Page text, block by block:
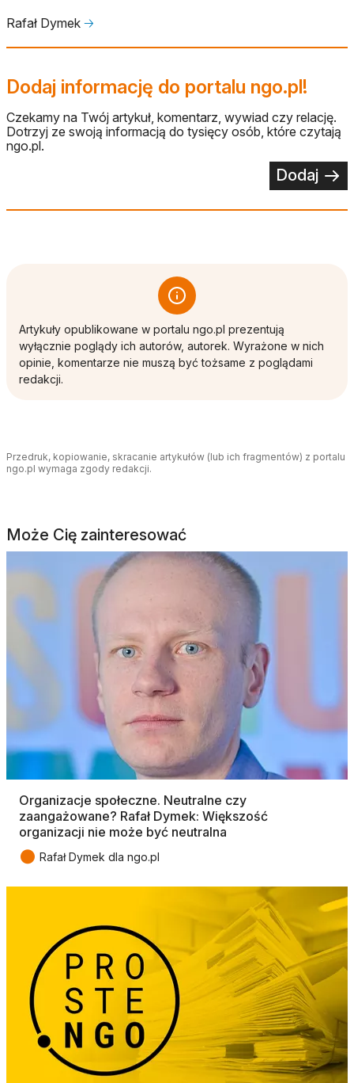
Rafał Dymek 🡢
Dodaj informację do portalu ngo.pl!
Czekamy na Twój artykuł, komentarz, wywiad czy relację.
Dotrzyj ze swoją informacją do tysięcy osób, które czytają
ngo.pl.
Dodaj
Artykuły opublikowane w portalu ngo.pl prezentują
wyłącznie poglądy ich autorów, autorek. Wyrażone w nich
opinie, komentarze nie muszą być tożsame z poglądami
redakcji.
Przedruk, kopiowanie, skracanie artykułów (lub ich fragmentów) z portalu
ngo.pl wymaga zgody redakcji.
Może Cię zainteresować
Organizacje społeczne. Neutralne czy
zaangażowane? Rafał Dymek: Większość
organizacji nie może być neutralna
● Rafał Dymek dla ngo.pl